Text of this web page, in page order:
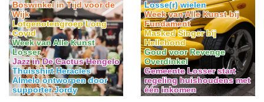
Boswinkel in Tijd voor de
Wijk
Lotgenotengroep Long
Covid
Week van Alle Kunst
Losser
Jazz in De Cactus Hengelo
Thuisshirt Heracles
Almelo ontworpen door
supporter Jordy
Losse(r) wielen
Week van Alle Kunst bij
Fundament
Masked Singer bij
Hellehond
Goud voor Revenge
Overdinkel
Gemeente Losser start
regeling huishoudens met
één inkomen